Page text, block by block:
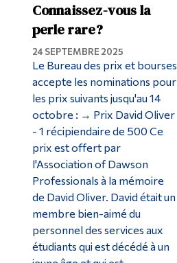
Connaissez-vous la
perle rare?
24 SEPTEMBRE 2025
Le Bureau des prix et bourses
accepte les nominations pour
les prix suivants jusqu'au 14
octobre : → Prix David Oliver
- 1 récipiendaire de 500 Ce
prix est offert par
l'Association of Dawson
Professionals à la mémoire
de David Oliver. David était un
membre bien-aimé du
personnel des services aux
étudiants qui est décédé à un